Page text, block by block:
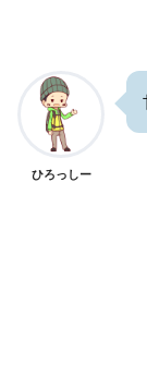
ひろっしー